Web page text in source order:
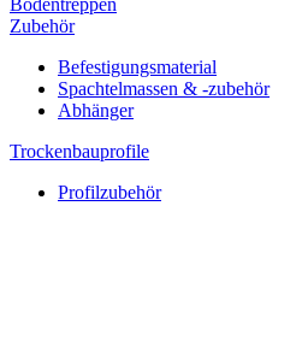
Bodentreppen
Zubehör
Befestigungsmaterial
Spachtelmassen & -zubehör
Abhänger
Trockenbauprofile
Profilzubehör